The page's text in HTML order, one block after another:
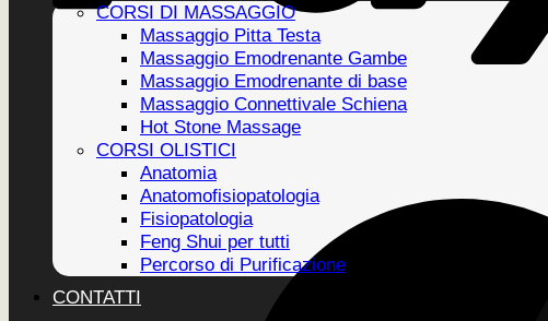
CORSI DI MASSAGGIO
Massaggio Pitta Testa
Massaggio Emodrenante Gambe
Massaggio Emodrenante di base
Massaggio Connettivale Schiena
Hot Stone Massage
CORSI OLISTICI
Anatomia
Anatomofisiopatologia
Fisiopatologia
Feng Shui per tutti
Percorso di Purificazione
CONTATTI